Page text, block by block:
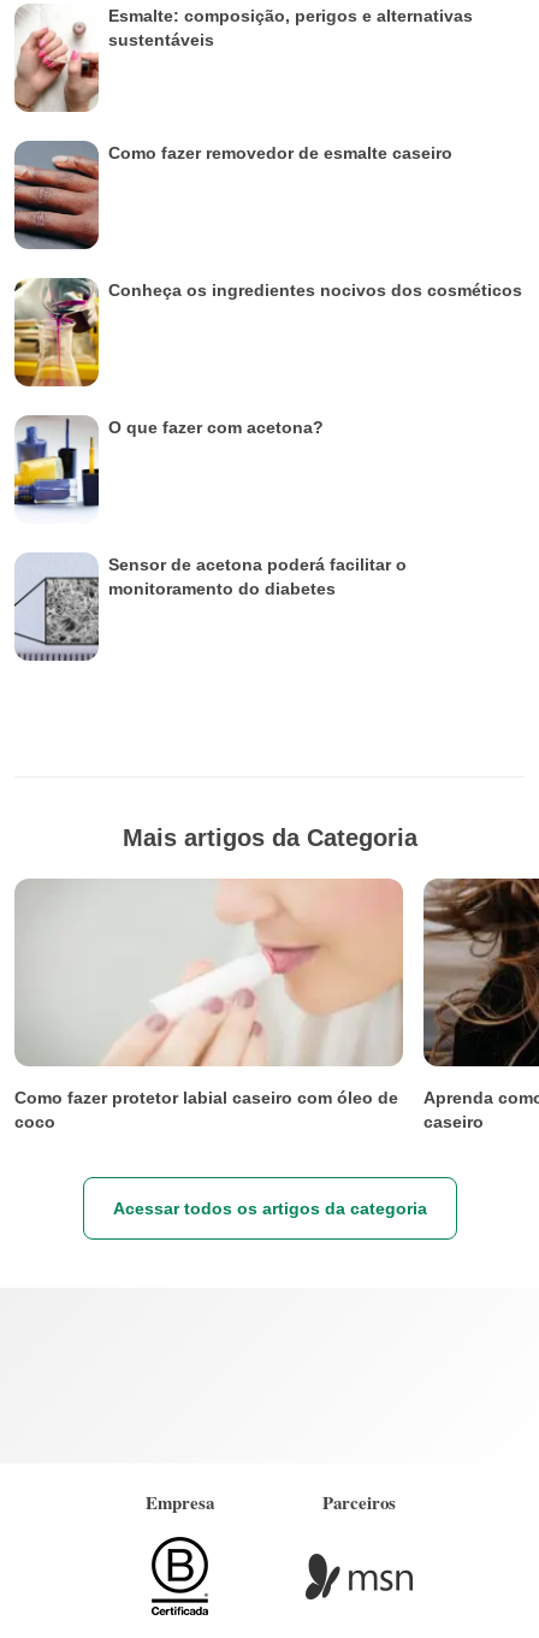
Esmalte: composição, perigos e alternativas
sustentáveis
Como fazer removedor de esmalte caseiro
Conheça os ingredientes nocivos dos cosméticos
O que fazer com acetona?
Sensor de acetona poderá facilitar o
monitoramento do diabetes
Mais artigos da Categoria
Como fazer protetor labial caseiro com óleo de
coco
Aprenda
caseiro
Acessar todos os artigos da categoria
Empresa Parceiros